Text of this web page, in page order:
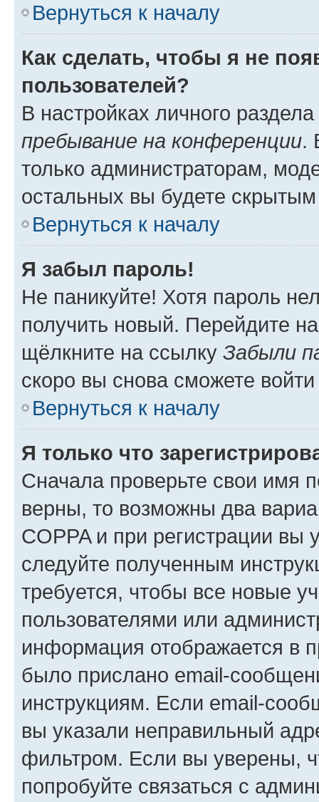
Вернуться к началу
Как сделать, чтобы я не
пользователей?
В настройках личного
пребывание на конференции.
только администраторам,
остальных вы будете
Вернуться к началу
Я забыл пароль!
Не паникуйте! Хотя пароль
получить новый. Перейдите
щёлкните на ссылку Забыли
скоро вы снова сможете
Вернуться к началу
Я только что
Сначала проверьте свои имя
верны, то возможны два
COPPA и при регистрации вы
следуйте полученным
требуется, чтобы все новые
пользователями или
информация отображается в
было прислано email-
инструкциям. Если email-
вы указали неправильный
фильтром. Если вы уверены,
попробуйте связаться с